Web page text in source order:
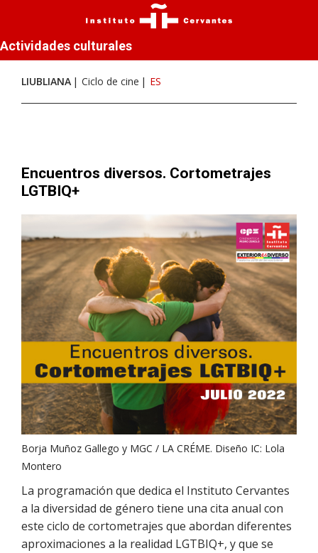
Actividades culturales
LIUBLIANA Ciclo de cine ES
Encuentros diversos. Cortometrajes
LGTBIQ+
Borja Muñoz Gallego y MGC / LA CRÉME. Diseño IC: Lola
Montero
La programación que dedica el Instituto Cervantes
a la diversidad de género tiene una cita anual con
este ciclo de cortometrajes que abordan diferentes
aproximaciones a la realidad LGTBIQ+, y que se